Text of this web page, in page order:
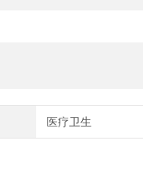
医疗卫生